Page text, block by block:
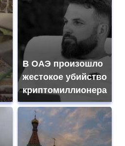
В ОАЭ произошло
жестокое убийство
криптомиллионера